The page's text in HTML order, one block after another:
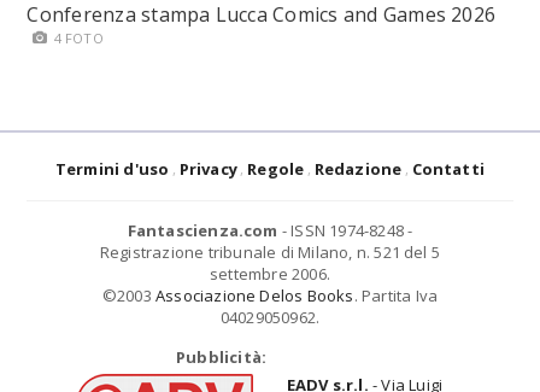
Conferenza stampa Lucca Comics and Games 2026
4 FOTO
Termini d'uso Privacy Regole Redazione Contatti
Fantascienza.com - ISSN 1974-8248 -
Registrazione tribunale di Milano, n. 521 del 5
settembre 2006.
©2003 Associazione Delos Books. Partita Iva
04029050962.
Pubblicità:
EADV s.r.l. - Via Luigi